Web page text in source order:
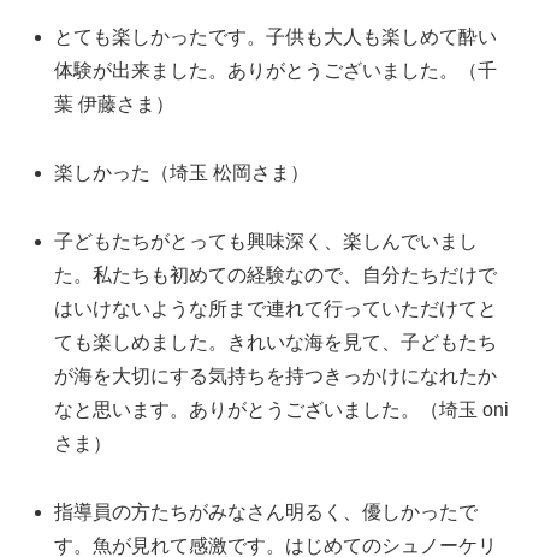
とても楽しかったです。子供も大人も楽しめて酔い
体験が出来ました。ありがとうございました。（千
葉 伊藤さま）
楽しかった（埼玉 松岡さま）
子どもたちがとっても興味深く、楽しんでいまし
た。私たちも初めての経験なので、自分たちだけで
はいけないような所まで連れて行っていただけてと
ても楽しめました。きれいな海を見て、子どもたち
が海を大切にする気持ちを持つきっかけになれたか
なと思います。ありがとうございました。（埼玉 oni
さま）
指導員の方たちがみなさん明るく、優しかったで
す。魚が見れて感激です。はじめてのシュノーケリ